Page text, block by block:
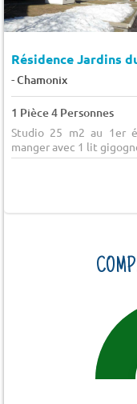
Résidence Jardins
-Chamonix
1 Pièce 4 Personnes
Studio 25 m2 au 1er
manger avec 1 lit